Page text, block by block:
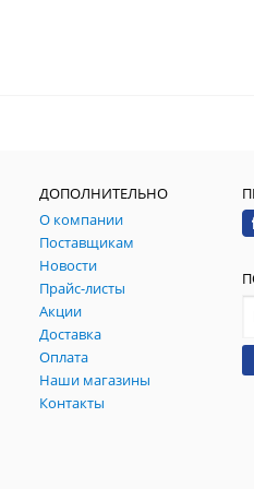
ДОПОЛНИТЕЛЬНО
О компании
Поставщикам
Новости
Прайс-листы
Акции
Доставка
Оплата
Наши магазины
Контакты